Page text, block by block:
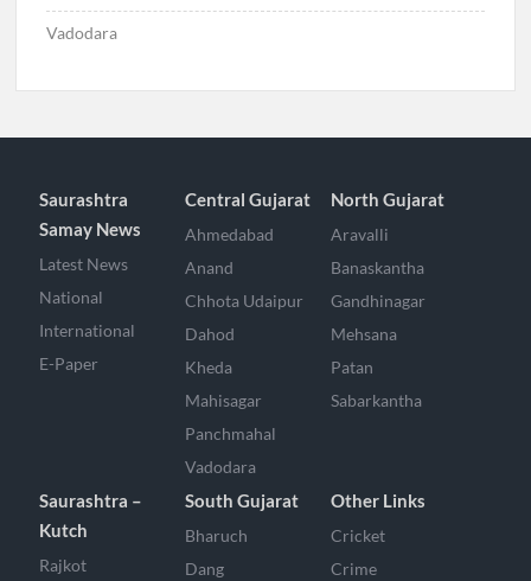
Vadodara
Saurashtra
Samay News
Latest News
National
International
E-Paper
Central Gujarat
Ahmedabad
Anand
Chhota Udaipur
Dahod
Kheda
Mahisagar
Panchmahal
Vadodara
North Gujarat
Aravalli
Banaskantha
Gandhinagar
Mehsana
Patan
Sabarkantha
Saurashtra –
Kutch
Rajkot
South Gujarat
Bharuch
Dang
Other Links
Cricket
Crime